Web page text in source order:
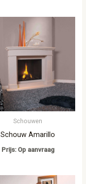
Schouwen
Schouw Amarillo
Prijs: Op aanvraag